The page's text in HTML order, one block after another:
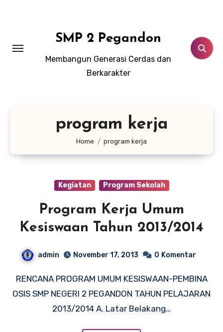
SMP 2 Pegandon
Membangun Generasi Cerdas dan
Berkarakter
program kerja
Home program kerja
Kegiatan Program Sekolah
Program Kerja Umum
Kesiswaan Tahun 2013/2014
admin November 17, 2013 0 Komentar
RENCANA PROGRAM UMUM KESISWAAN-PEMBINA
OSIS SMP NEGERI 2 PEGANDON TAHUN PELAJARAN
2013/2014 A. Latar Belakang…